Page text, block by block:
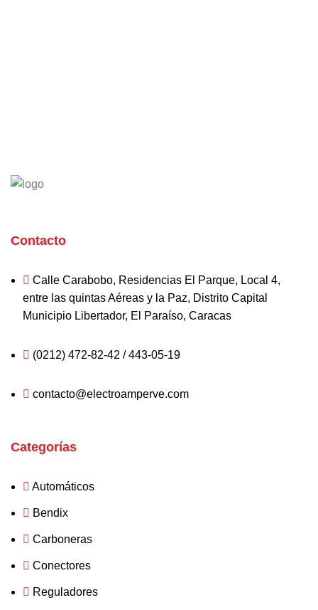
Contacto
Calle Carabobo, Residencias El Parque, Local 4,
entre las quintas Aéreas y la Paz, Distrito Capital
Municipio Libertador, El Paraíso, Caracas
(0212) 472-82-42 / 443-05-19
contacto@electroamperve.com
Categorías
Automáticos
Bendix
Carboneras
Conectores
Reguladores